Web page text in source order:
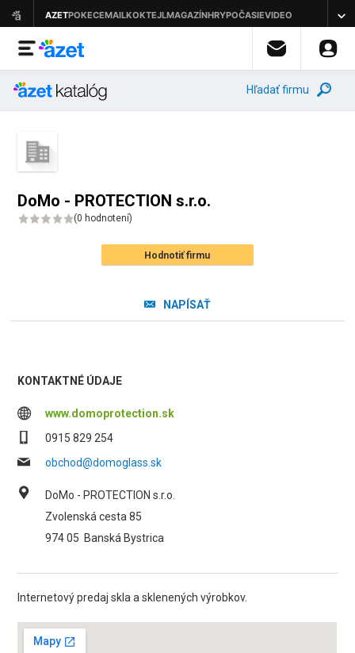
Hľadať firmu
DoMo - PROTECTION s.r.o.
(0 hodnotení)
Hodnotiť firmu
NAPÍSAŤ
KONTAKTNÉ ÚDAJE
www.domoprotection.sk
0915 829 254
obchod@domoglass.sk
DoMo - PROTECTION s.r.o.
Zvolenská cesta 85
974 05 Banská Bystrica
Internetový predaj skla a sklenených výrobkov.